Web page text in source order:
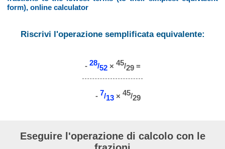
form), online calculator
Riscrivi l'operazione semplificata equivalente:
- 28/52× 45/29=
- 7/13× 45/29
Eseguire l'operazione di calcolo con le